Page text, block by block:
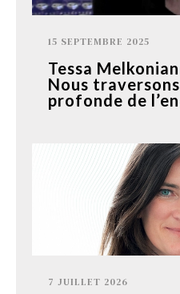
15 SEPTEMBRE 2025
Tessa
Nous
profonde de
7 JUILLET 2026